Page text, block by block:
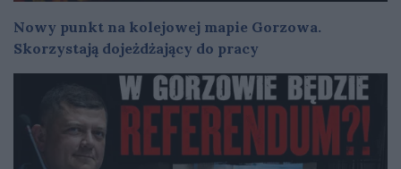
Nowy punkt na kolejowej mapie Gorzowa.
Skorzystają dojeżdżający do pracy